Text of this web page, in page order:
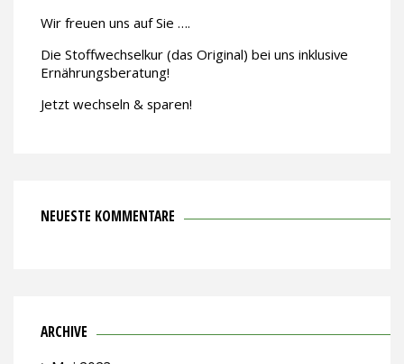
Wir freuen uns auf Sie ….
Die Stoffwechselkur (das Original) bei uns inklusive
Ernährungsberatung!
Jetzt wechseln & sparen!
NEUESTE KOMMENTARE
ARCHIVE